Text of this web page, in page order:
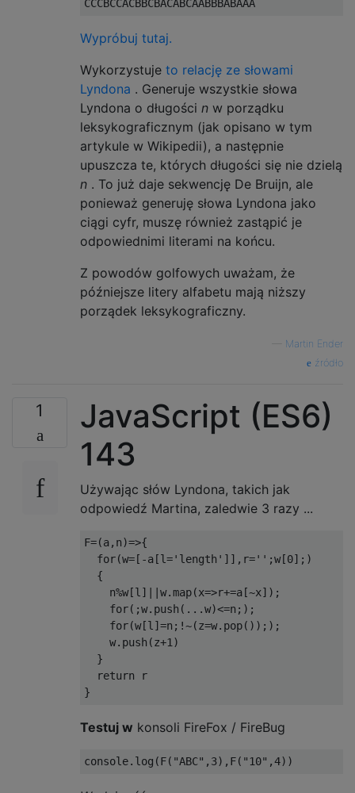
Wypróbuj tutaj.
Wykorzystuje to relację ze słowami
Lyndona . Generuje wszystkie słowa
Lyndona o długości n w porządku
leksykograficznym (jak opisano w tym
artykule w Wikipedii), a następnie
upuszcza te, których długości się nie dzielą
n . To już daje sekwencję De Bruijn, ale
ponieważ generuję słowa Lyndona jako
ciągi cyfr, muszę również zastąpić je
odpowiednimi literami na końcu.
Z powodów golfowych uważam, że
późniejsze litery alfabetu mają niższy
porządek leksykograficzny.
Martin Ender
źródło
1
JavaScript (ES6)
143
Używając słów Lyndona, takich jak
odpowiedź Martina, zaledwie 3 razy ...
F=(a, n)=>{
for(w=[-a [l='length' ]], r='' ;w[0];)
{
    n
%w[l ]|| w.map(x=>r+=a [~x]);
for(;w. push (...w)<=n ;);
for(w[l ]=n ;!~(z=w. pop()););
    w
. push (z+1 )
}
return
}
Testuj w konsoli FireFox / FireBug